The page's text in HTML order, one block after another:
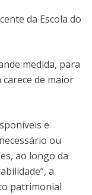
da Escola do
medida, para
de maior
e
ou
ao longo da
a
patrimonial